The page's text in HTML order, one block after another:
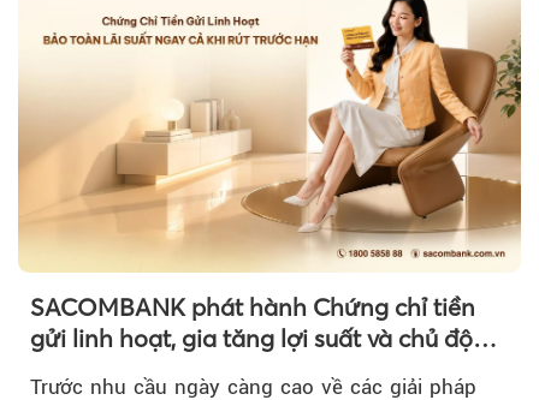
SACOMBANK phát hành Chứng chỉ tiền
gửi linh hoạt, gia tăng lợi suất và chủ động
Trước nhu cầu ngày càng cao về các giải pháp